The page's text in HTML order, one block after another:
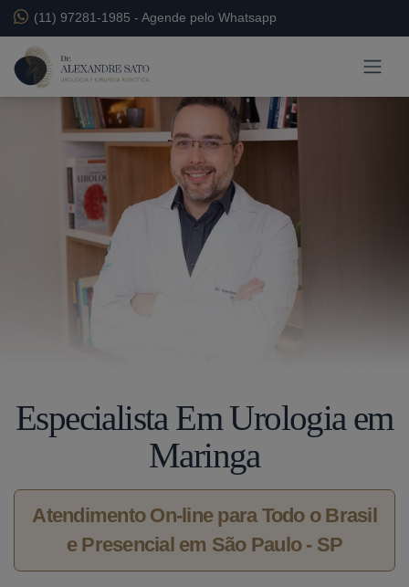
(11) 97281-1985 - Agende pelo Whatsapp
Especialista Em Urologia em
Maringa
Atendimento On-line para Todo o Brasil
e Presencial em São Paulo - SP